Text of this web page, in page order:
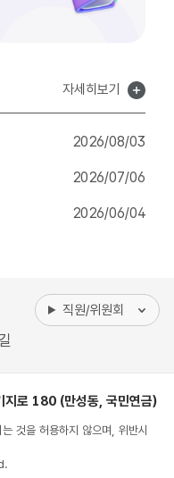
공
자세히보기
2026/08/03
2026/07/06
2026/06/04
직원/위원회
로 180 (만성동, 국민연금)
것을 허용하지 않으며, 위반시